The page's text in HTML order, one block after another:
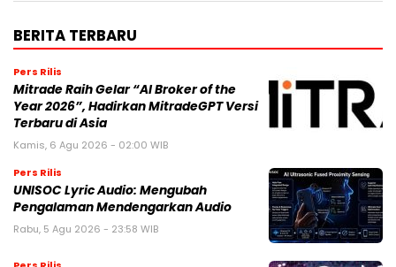
BERITA TERBARU
Pers Rilis
Mitrade Raih Gelar “AI Broker of the
Year 2026”, Hadirkan MitradeGPT Versi
Terbaru di Asia
Kamis, 6 Agu 2026 - 02:00 WIB
Pers Rilis
UNISOC Lyric Audio: Mengubah
Pengalaman Mendengarkan Audio
Rabu, 5 Agu 2026 - 23:58 WIB